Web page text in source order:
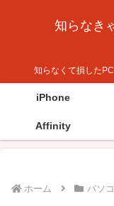
知らなき
知らなくて損した
iPhone
Affinity
ホーム パソ